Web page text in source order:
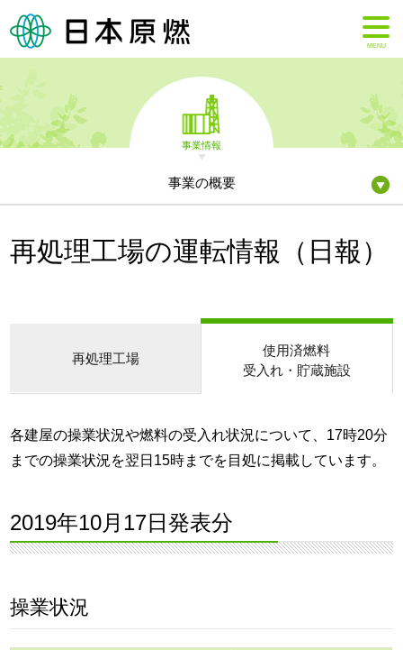
MENU
事業情報
事業の概要
再処理工場の運転情報（日報）
再処理工場
使用済燃料
受入れ・貯蔵施設
各建屋の操業状況や燃料の受入れ状況について、17時20分
までの操業状況を翌日15時までを目処に掲載しています。
2019年10月17日発表分
操業状況